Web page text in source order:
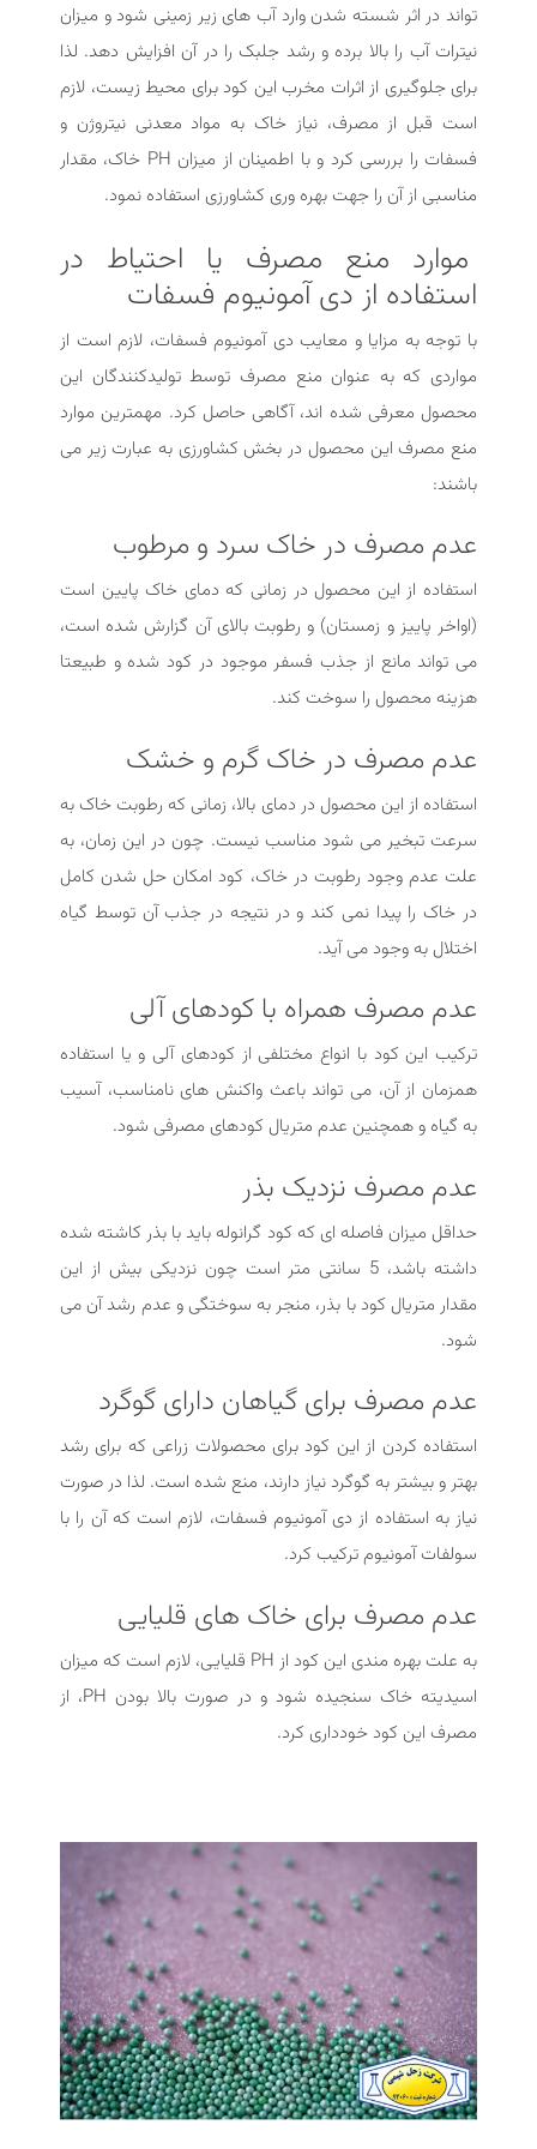
تواند در اثر شسته شدن وارد آب های زیر زمینی شود و میزان
نیترات آب را بالا برده و رشد جلبک را در آن افزایش دهد. لذا
برای جلوگیری از اثرات مخرب این کود برای محیط زیست، لازم
است قبل از مصرف، نیاز خاک به مواد معدنی نیتروژن و
فسفات را بررسی کرد و با اطمینان از میزان PH خاک، مقدار
مناسبی از آن را جهت بهره وری کشاورزی استفاده نمود.
موارد منع مصرف یا احتیاط در
استفاده از دی آمونیوم فسفات
با توجه به مزایا و معایب دی آمونیوم فسفات، لازم است از
مواردی که به عنوان منع مصرف توسط تولیدکنندگان این
محصول معرفی شده اند، آگاهی حاصل کرد. مهمترین موارد
منع مصرف این محصول در بخش کشاورزی به عبارت زیر می
باشند:
عدم مصرف در خاک سرد و مرطوب
استفاده از این محصول در زمانی که دمای خاک پایین است
(اواخر پاییز و زمستان) و رطوبت بالای آن گزارش شده است،
می تواند مانع از جذب فسفر موجود در کود شده و طبیعتا
هزینه محصول را سوخت کند.
عدم مصرف در خاک گرم و خشک
استفاده از این محصول در دمای بالا، زمانی که رطوبت خاک به
سرعت تبخیر می شود مناسب نیست. چون در این زمان، به
علت عدم وجود رطوبت در خاک، کود امکان حل شدن کامل
در خاک را پیدا نمی کند و در نتیجه در جذب آن توسط گیاه
اختلال به وجود می آید.
عدم مصرف همراه با کودهای آلی
ترکیب این کود با انواع مختلفی از کودهای آلی و یا استفاده
همزمان از آن، می تواند باعث واکنش های نامناسب، آسیب
به گیاه و همچنین عدم متریال کودهای مصرفی شود.
عدم مصرف نزدیک بذر
حداقل میزان فاصله ای که کود گرانوله باید با بذر کاشته شده
داشته باشد، 5 سانتی متر است چون نزدیکی بیش از این
مقدار متریال کود با بذر، منجر به سوختگی و عدم رشد آن می
شود.
عدم مصرف برای گیاهان دارای گوگرد
استفاده کردن از این کود برای محصولات زراعی که برای رشد
بهتر و بیشتر به گوگرد نیاز دارند، منع شده است. لذا در صورت
نیاز به استفاده از دی آمونیوم فسفات، لازم است که آن را با
سولفات آمونیوم ترکیب کرد.
عدم مصرف برای خاک های قلیایی
به علت بهره مندی این کود از PH قلیایی، لازم است که میزان
اسیدیته خاک سنجیده شود و در صورت بالا بودن PH، از
مصرف این کود خودداری کرد.